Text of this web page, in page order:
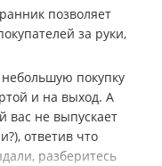
позволяет
за руки,
покупку
и на выход. А
вас не выпускает
ответив что
разберитесь